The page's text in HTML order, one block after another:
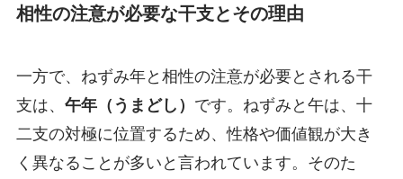
相性の注意が必要な干支とその理由
一方で、ねずみ年と相性の注意が必要とされる干
支は、 午年（うまどし） です。ねずみと午は、十
二支の対極に位置するため、性格や価値観が大き
く異なることが多いと言われています。そのた